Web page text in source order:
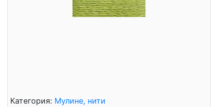
Категория: Мулине, нити